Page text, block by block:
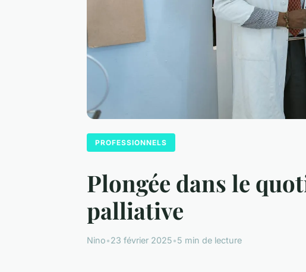
PROFESSIONNELS
Plongée dans le
palliative
Nino•23 février 2025•5 min de lecture